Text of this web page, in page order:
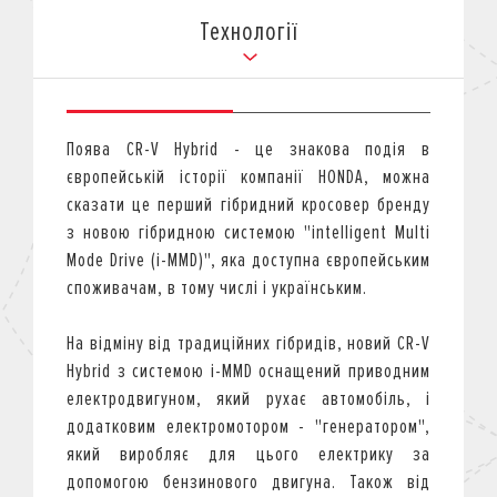
Технології
Поява CR-V Hybrid - це знакова подія в
європейській історії компанії HONDA, можна
сказати це перший гібридний кросовер бренду
з новою гібридною системою "intelligent Multi
Mode Drive (i-MMD)", яка доступна європейським
споживачам, в тому числі і українським.
На відміну від традиційних гібридів, новий CR-V
Hybrid з системою i-MMD оснащений приводним
електродвигуном, який рухає автомобіль, і
додатковим електромотором - "генератором",
який виробляє для цього електрику за
допомогою бензинового двигуна. Також від